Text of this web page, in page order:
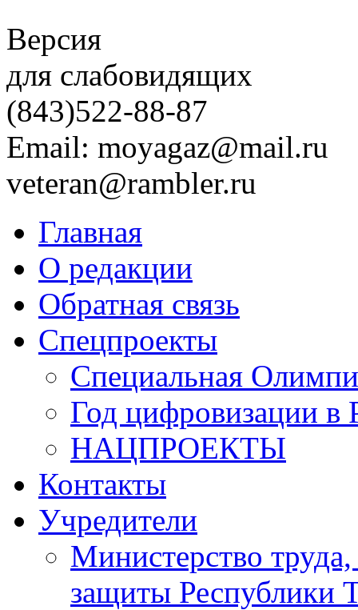
Версия
для слабовидящих
(843)522-88-87
Email: moyagaz@mail.ru
veteran@rambler.ru
Главная
О редакции
Обратная связь
Спецпроекты
Специальная
Год цифровизации в
НАЦПРОЕКТЫ
Контакты
Учредители
Министерство
защиты Республики